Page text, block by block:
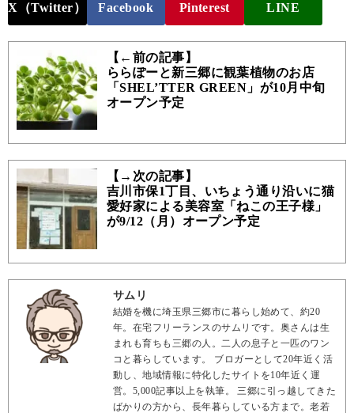
X（Twitter） Facebook Pinterest LINE
【←前の記事】
ららぽーと新三郷に観葉植物のお店
「SHEL’TTER GREEN」が10月中旬
オープン予定
【→次の記事】
吉川市保1丁目、いちょう通り沿いに猫
愛好家による美容室「ねこの王子様」
が9/12（月）オープン予定
サムリ
結婚を機に埼玉県三郷市に暮らし始めて、約20
年。在宅フリーランスのサムリです。奥さんは生
まれも育ちも三郷の人。二人の息子と一匹のワン
コと暮らしています。 ブロガーとして20年近く活
動し、地域情報に特化したサイトを10年近く運
営。5,000記事以上を執筆。 三郷に引っ越してきた
ばかりの方から、長年暮らしている方まで。老若